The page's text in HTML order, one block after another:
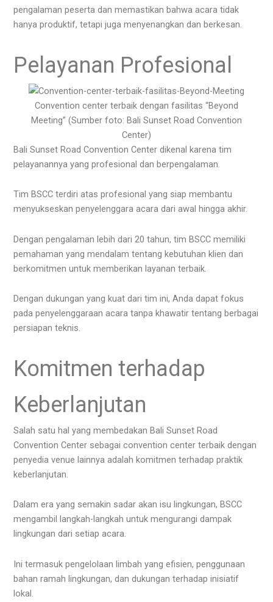
pengalaman peserta dan memastikan bahwa acara tidak
hanya produktif, tetapi juga menyenangkan dan berkesan.
Pelayanan Profesional
Convention center terbaik dengan fasilitas “Beyond
Meeting” (Sumber foto: Bali Sunset Road Convention
Center)
Bali Sunset Road Convention Center dikenal karena tim
pelayanannya yang profesional dan berpengalaman.
Tim BSCC terdiri atas profesional yang siap membantu
menyukseskan penyelenggara acara dari awal hingga akhir.
Dengan pengalaman lebih dari 20 tahun, tim BSCC memiliki
pemahaman yang mendalam tentang kebutuhan klien dan
berkomitmen untuk memberikan layanan terbaik.
Dengan dukungan yang kuat dari tim ini, Anda dapat fokus
pada penyelenggaraan acara tanpa khawatir tentang berbagai
persiapan teknis.
Komitmen terhadap
Keberlanjutan
Salah satu hal yang membedakan Bali Sunset Road
Convention Center sebagai convention center terbaik dengan
penyedia venue lainnya adalah komitmen terhadap praktik
keberlanjutan.
Dalam era yang semakin sadar akan isu lingkungan, BSCC
mengambil langkah-langkah untuk mengurangi dampak
lingkungan dari setiap acara.
Ini termasuk pengelolaan limbah yang efisien, penggunaan
bahan ramah lingkungan, dan dukungan terhadap inisiatif
lokal.